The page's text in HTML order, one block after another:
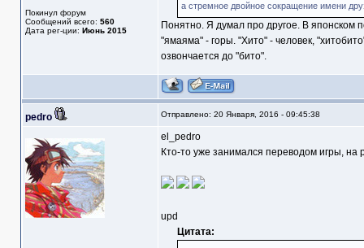
Покинул форум
Сообщений всего: 560
Дата рег-ции: Июнь 2015
а стремное двойное сокращение имени
Понятно. Я думал про другое. В японском
"ямаяма" - горы. "Хито" - человек,
озвончается до "бито".
pedro Отправлено: 20 Января, 2016 - 09:45:38
el_pedro
Кто-то уже занимался переводом игры,
upd
Цитата: